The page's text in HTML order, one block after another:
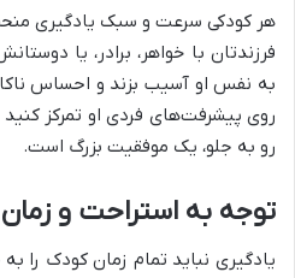
هر کودکی سرعت و سبک یادگیری
فرزندتان با خواهر، برادر، یا
به نفس او آسیب بزند و احساس
روی پیشرفت‌های فردی او تمرکز
رو به جلو، یک موفقیت بزرگ است.
توجه به استراحت و
یادگیری نباید تمام زمان کودک